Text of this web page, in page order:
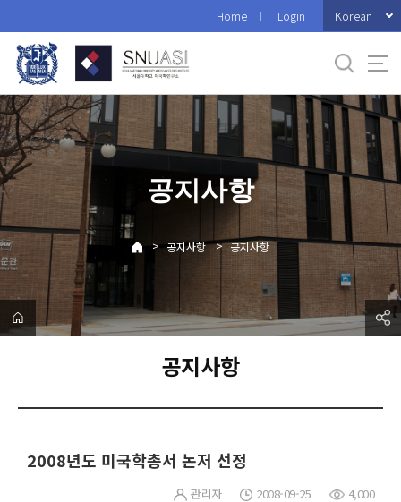
로
메
뉴
Home Login Korean
공지사항
> 공지사항 > 공지사항
공지사항
2008년도 미국학총서 논저 선정
관리자 2008-09-25 4,000